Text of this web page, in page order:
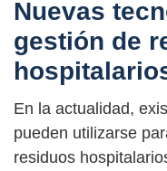
Nuevas
gestión de
En la actualidad,
pueden utilizarse
residuos